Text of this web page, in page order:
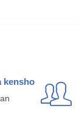
kensho